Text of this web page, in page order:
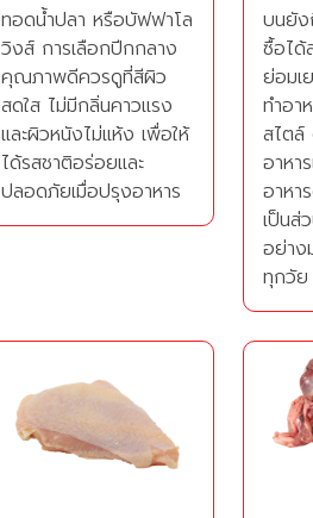
ทอดน้ำปลา หรือบัฟฟาโล
วิงส์ การเลือกปีกกลาง
คุณภาพดีควรดูที่สีผิว
สดใส ไม่มีกลิ่นคาวแรง
และผิวหนังไม่แห้ง เพื่อให้
ได้รสชาติอร่อยและ
ปลอดภัยเมื่อปรุงอาหาร
บนยัง
ซื้อได้
ย่อมเ
ทำอา
สไตล์
อาหา
อาหา
เป็นส่
อย่าง
ทุกวัย